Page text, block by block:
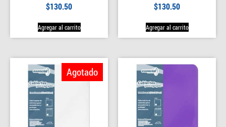
$130.50
Agregar al carrito
$130.50
Agregar al carrito
Agotado